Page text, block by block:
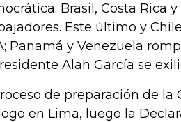
Brasil, Costa Rica
Este último y
Panamá y Venezuela
Alan García se
de preparación de la
en Lima, luego la